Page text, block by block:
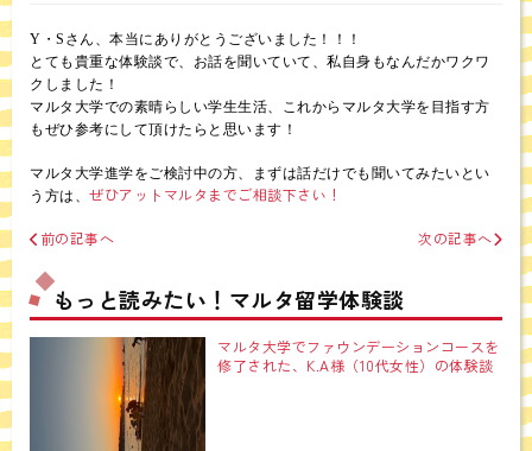
Y・Sさん、本当にありがとうございました！！！
とても貴重な体験談で、お話を聞いていて、私自身もなんだかワクワ
クしました！
マルタ大学での素晴らしい学生生活、これからマルタ大学を目指す方
もぜひ参考にして頂けたらと思います！
マルタ大学進学をご検討中の方、まずは話だけでも聞いてみたいとい
う方は、 ぜひアットマルタまでご相談下さい！
前の記事へ 次の記事へ
もっと読みたい！マルタ留学体験談
マルタ大学でファウンデーションコースを
修了された、K.A様（10代女性）の体験談